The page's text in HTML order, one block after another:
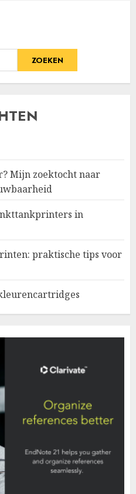
ZOEKEN
Mijn zoektocht naar
in
praktische tips voor